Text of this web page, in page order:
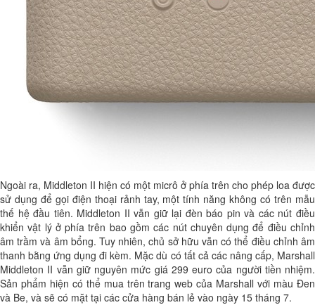
Ngoài ra, Middleton II hiện có một micrô ở phía trên cho phép loa được
sử dụng để gọi điện thoại rảnh tay, một tính năng không có trên mẫu
thế hệ đầu tiên. Middleton II vẫn giữ lại đèn báo pin và các nút điều
khiển vật lý ở phía trên bao gồm các nút chuyên dụng để điều chỉnh
âm trầm và âm bổng. Tuy nhiên, chủ sở hữu vẫn có thể điều chỉnh âm
thanh bằng ứng dụng đi kèm. Mặc dù có tất cả các nâng cấp, Marshall
Middleton II vẫn giữ nguyên mức giá 299 euro của người tiền nhiệm.
Sản phẩm hiện có thể mua trên trang web của Marshall với màu Đen
và Be, và sẽ có mặt tại các cửa hàng bán lẻ vào ngày 15 tháng 7.